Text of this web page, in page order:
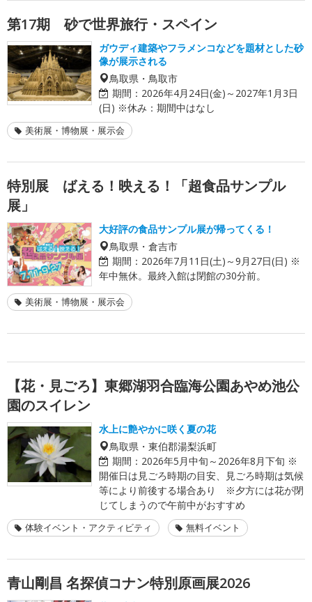
第17期 砂で世界旅行・スペイン
ガウディ建築やフラメンコなどを題材とした砂
像が展示される
鳥取県・鳥取市
期間： 2026年4月24日(金)～2027年1月3日
(日) ※休み：期間中はなし
美術展・博物展・展示会
特別展 ばえる！映える！「超食品サンプル
展」
大好評の食品サンプル展が帰ってくる！
鳥取県・倉吉市
期間： 2026年7月11日(土)～9月27日(日) ※
年中無休。最終入館は閉館の30分前。
美術展・博物展・展示会
【花・見ごろ】東郷湖羽合臨海公園あやめ池公
園のスイレン
水上に艶やかに咲く夏の花
鳥取県・東伯郡湯梨浜町
期間： 2026年5月中旬～2026年8月下旬 ※
開催日は見ごろ時期の目安、見ごろ時期は気候
等により前後する場合あり ※夕方には花が閉
じてしまうので午前中がおすすめ
体験イベント・アクティビティ 無料イベント
青山剛昌 名探偵コナン特別原画展2026